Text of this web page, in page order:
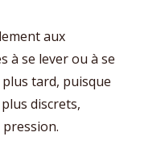
aux
à se lever ou à se
tard, puisque
discrets,